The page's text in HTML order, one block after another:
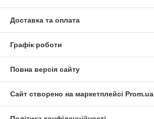
Доставка та оплата
Графік роботи
Повна версія сайту
Сайт створено на маркетплейсі Prom.ua